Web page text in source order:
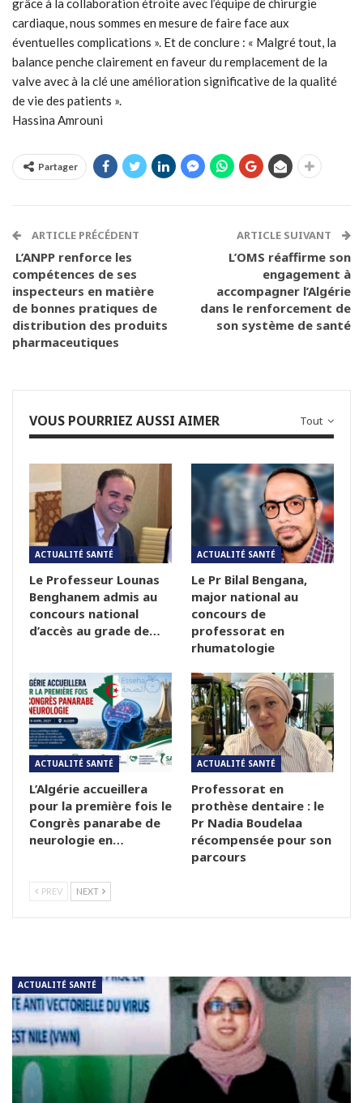
grâce à la collaboration étroite avec l’équipe de chirurgie
cardiaque, nous sommes en mesure de faire face aux
éventuelles complications ». Et de conclure : « Malgré tout, la
balance penche clairement en faveur du remplacement de la
valve avec à la clé une amélioration significative de la qualité
de vie des patients ».
Hassina Amrouni
Partager
ARTICLE PRÉCÉDENT
L’ANPP renforce les
compétences de ses
inspecteurs en matière
de bonnes pratiques de
distribution des produits
pharmaceutiques
ARTICLE SUIVANT
L’OMS réaffirme son
engagement à
accompagner l’Algérie
dans le renforcement de
son système de santé
Tout
VOUS POURRIEZ AUSSI AIMER
ACTUALITÉ SANTÉ
Le Professeur Lounas
Benghanem admis au
concours national
d’accès au grade de…
ACTUALITÉ SANTÉ
Le Pr Bilal Bengana,
major national au
concours de
professorat en
rhumatologie
ACTUALITÉ SANTÉ
L’Algérie accueillera
pour la première fois le
Congrès panarabe de
neurologie en…
ACTUALITÉ SANTÉ
Professorat en
prothèse dentaire : le
Pr Nadia Boudelaa
récompensée pour son
parcours
PREV NEXT
ACTUALITÉ SANTÉ